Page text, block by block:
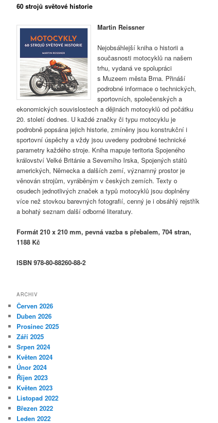
60 strojů světové historie
Martin Reissner
Nejobsáhlejší kniha o historii a
současnosti motocyklů na našem
trhu, vydaná ve spolupráci
s Muzeem města Brna. Přináší
podrobné informace o technických,
sportovních, společenských a
ekonomických souvislostech a dějinách motocyklů od počátku
20. století dodnes. U každé značky či typu motocyklu je
podrobně popsána jejich historie, zmíněny jsou konstrukční i
sportovní úspěchy a vždy jsou uvedeny podrobné technické
parametry každého stroje. Kniha mapuje teritoria Spojeného
království Velké Británie a Severního Irska, Spojených států
amerických, Německa a dalších zemí, významný prostor je
věnován strojům, vyráběným v českých zemích. Texty o
osudech jednotlivých značek a typů motocyklů jsou doplněny
více než stovkou barevných fotografií, cenný je i obsáhlý rejstřík
a bohatý seznam další odborné literatury.
Formát 210 x 210 mm, pevná vazba s přebalem, 704 stran,
1188 Kč
ISBN 978-80-88260-88-2
ARCHIV
Červen 2026
Duben 2026
Prosinec 2025
Září 2025
Srpen 2024
Květen 2024
Únor 2024
Říjen 2023
Květen 2023
Listopad 2022
Březen 2022
Leden 2022